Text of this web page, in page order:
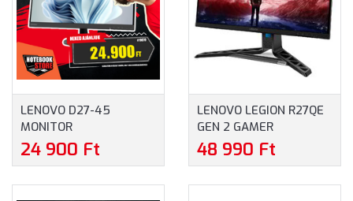
LENOVO D27-45
MONITOR
(67A5KAC6EU) - 27.0"
FULLHD (1920X1080),
24 900 Ft
LENOVO LEGION R27QE
GEN 2 GAMER
FREESYNC MONITOR
(68C7GAC3EU) - 27.0"
48 990 Ft